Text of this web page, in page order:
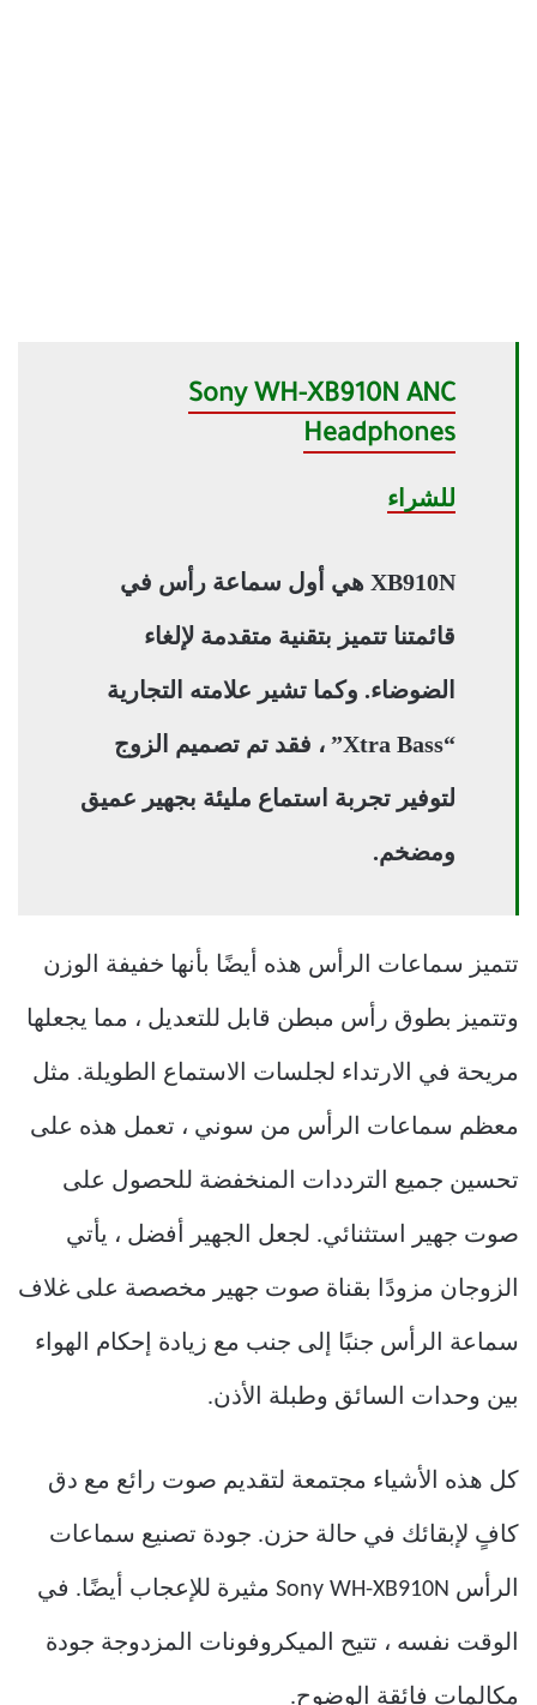
Sony WH-XB910N ANC
Headphones
للشراء
XB910N هي أول سماعة رأس في
قائمتنا تتميز بتقنية متقدمة لإلغاء
الضوضاء. وكما تشير علامته التجارية
“Xtra Bass” ، فقد تم تصميم الزوج
لتوفير تجربة استماع مليئة بجهير عميق
ومضخم.
تتميز سماعات الرأس هذه أيضًا بأنها خفيفة الوزن
وتتميز بطوق رأس مبطن قابل للتعديل ، مما يجعلها
مريحة في الارتداء لجلسات الاستماع الطويلة. مثل
معظم سماعات الرأس من سوني ، تعمل هذه على
تحسين جميع الترددات المنخفضة للحصول على
صوت جهير استثنائي. لجعل الجهير أفضل ، يأتي
الزوجان مزودًا بقناة صوت جهير مخصصة على غلاف
سماعة الرأس جنبًا إلى جنب مع زيادة إحكام الهواء
بين وحدات السائق وطبلة الأذن.
كل هذه الأشياء مجتمعة لتقديم صوت رائع مع دق
كافٍ لإبقائك في حالة حزن. جودة تصنيع سماعات
الرأس Sony WH-XB910N مثيرة للإعجاب أيضًا. في
الوقت نفسه ، تتيح الميكروفونات المزدوجة جودة
مكالمات فائقة الوضوح.